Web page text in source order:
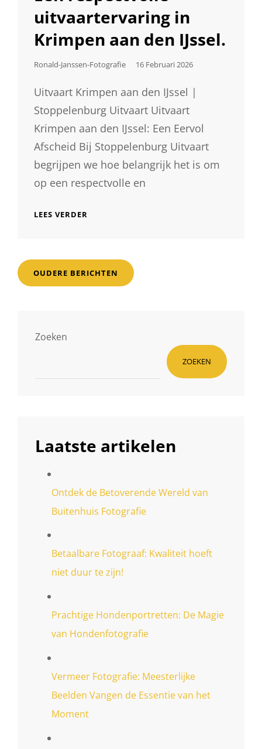
uitvaartervaring in
Krimpen aan den IJssel.
Ronald-Janssen-Fotografie
Geplaatst
16 Februari 2026
Uitvaart Krimpen aan den IJssel |
Stoppelenburg Uitvaart Uitvaart
Krimpen aan den IJssel: Een Eervol
Afscheid Bij Stoppelenburg Uitvaart
begrijpen we hoe belangrijk het is om
op een respectvolle en
LEES VERDER
KRIMPEN
AAN
Berichtnavigatie
OUDERE BERICHTEN
Zoeken
ZOEKEN
Laatste artikelen
Ontdek de Betoverende Wereld van
Buitenhuis Fotografie
Betaalbare Fotograaf: Kwaliteit hoeft
niet duur te zijn!
Prachtige Hondenportretten: De Magie
van Hondenfotografie
Vermeer Fotografie: Meesterlijke
Beelden Vangen de Essentie van het
Moment